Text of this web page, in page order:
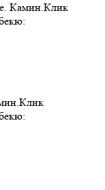
Камин.Клик